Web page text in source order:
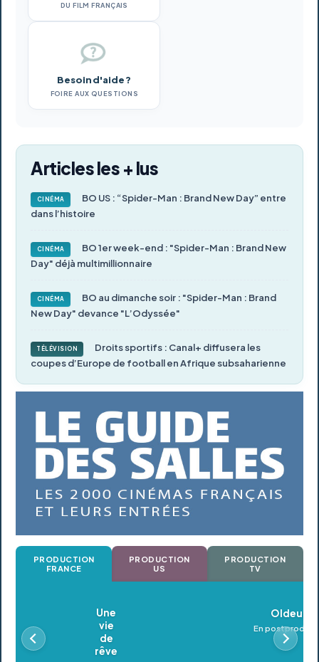
DU FILM FRANÇAIS
Besoin d'aide ?
FOIRE AUX QUESTIONS
Articles les + lus
CINÉMA
BO US : “Spider-Man : Brand New Day” entre
dans l’histoire
CINÉMA
BO 1er week-end : "Spider-Man : Brand New
Day" déjà multimillionnaire
CINÉMA
BO au dimanche soir : "Spider-Man : Brand
New Day" devance "L’Odyssée"
TÉLÉVISION
Droits sportifs : Canal+ diffusera les
coupes d’Europe de football en Afrique subsaharienne
PRODUCTION
FRANCE
PRODUCTION
US
PRODUCTION
TV
Oldeupe
En postproduction